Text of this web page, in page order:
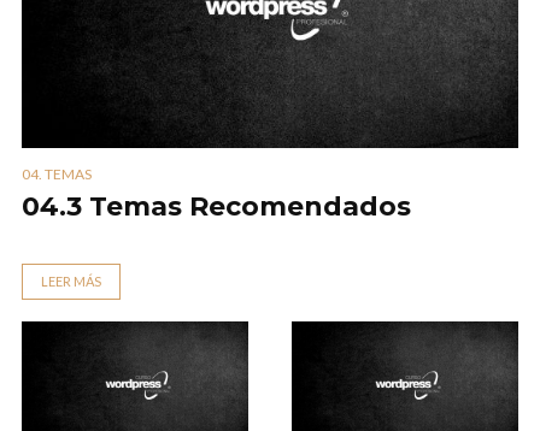
04. TEMAS
04.3 Temas Recomendados
LEER MÁS